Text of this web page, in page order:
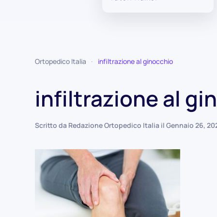
Ortopedico Italia infiltrazione al ginocchio
infiltrazione al
Scritto da Redazione Ortopedico Italia il Gennaio 26,